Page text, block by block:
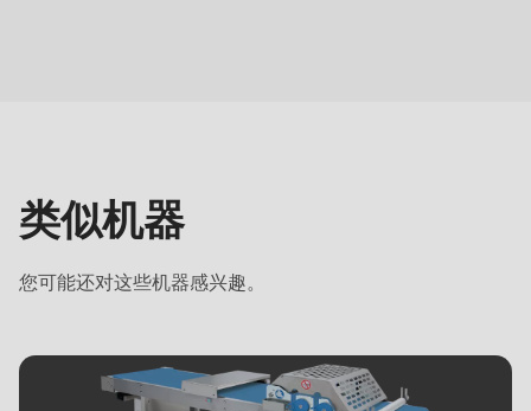
类似机器
您可能还对这些机器感兴趣。